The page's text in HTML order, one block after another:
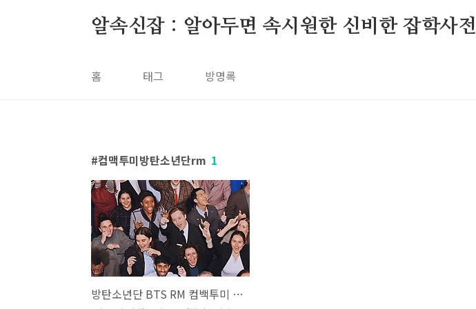
알속신잡 : 알아두면 속시원한 신비한 잡학사전
홈 태그 방명록
컴맥투미방탄소년단rm 1
방탄소년단 BTS RM 컴백투미 Come back to me 가사 노래 뮤비 곡정보